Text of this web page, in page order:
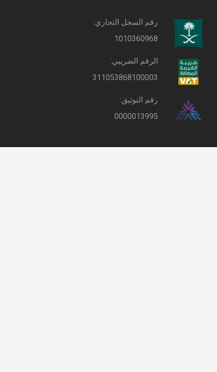
رقم السجل التجاري:
1010360968
الرقم الضريبي:
311053868100003
رقم التوثيق:
0000013995